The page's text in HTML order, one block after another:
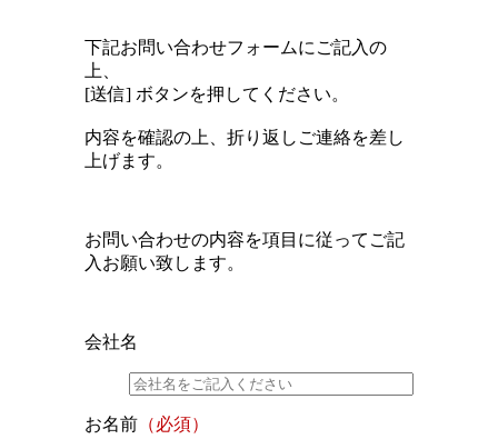
下記お問い合わせフォームにご記入の
上、
[送信] ボタンを押してください。
内容を確認の上、折り返しご連絡を差し
上げます。
お問い合わせの内容を項目に従ってご記
入お願い致します。
会社名
お名前 （必須）